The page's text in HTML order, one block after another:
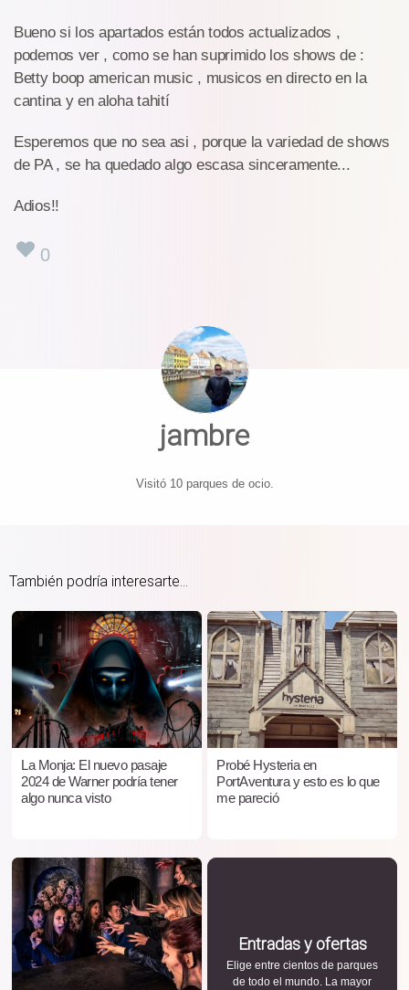
Bueno si los apartados están todos actualizados ,
podemos ver , como se han suprimido los shows de :
Betty boop american music , musicos en directo en la
cantina y en aloha tahití
Esperemos que no sea asi , porque la variedad de shows
de PA , se ha quedado algo escasa sinceramente...
Adios!!
0
jambre
Visitó 10 parques de ocio.
También podría interesarte...
La Monja: El nuevo pasaje
2024 de Warner podría tener
algo nunca visto
Probé Hysteria en
PortAventura y esto es lo que
me pareció
Entradas y ofertas
Elige entre cientos de parques
de todo el mundo. La mayor